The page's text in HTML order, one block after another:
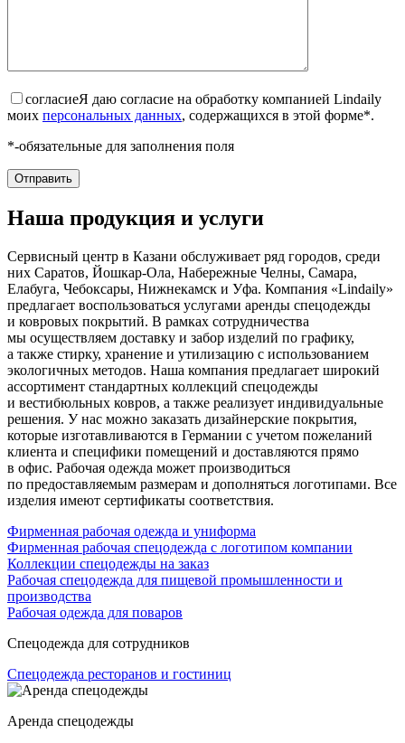
согласиеЯ даю согласие на обработку компанией Lindaily
моих персональных данных, содержащихся в этой форме*.
*-обязательные для заполнения поля
Наша продукция и услуги
Сервисный центр в Казани обслуживает ряд городов, среди
них Саратов, Йошкар-Ола, Набережные Челны, Самара,
Елабуга, Чебоксары, Нижнекамск и Уфа. Компания «Lindaily»
предлагает воспользоваться услугами аренды спецодежды
и ковровых покрытий. В рамках сотрудничества
мы осуществляем доставку и забор изделий по графику,
а также стирку, хранение и утилизацию с использованием
экологичных методов. Наша компания предлагает широкий
ассортимент стандартных коллекций спецодежды
и вестибюльных ковров, а также реализует индивидуальные
решения. У нас можно заказать дизайнерские покрытия,
которые изготавливаются в Германии с учетом пожеланий
клиента и специфики помещений и доставляются прямо
в офис. Рабочая одежда может производиться
по предоставляемым размерам и дополняться логотипами. Все
изделия имеют сертификаты соответствия.
Фирменная рабочая одежда и униформа
Фирменная рабочая спецодежда с логотипом компании
Коллекции спецодежды на заказ
Рабочая спецодежда для пищевой промышленности и
производства
Рабочая одежда для поваров
Спецодежда для сотрудников
Спецодежда ресторанов и гостиниц
Аренда спецодежды